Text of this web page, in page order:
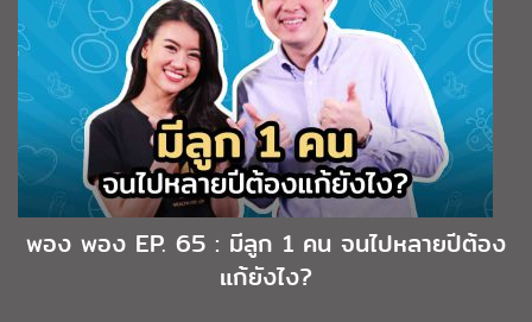
พอง พอง EP. 65 : มีลูก 1 คน จนไปหลายปีต้อง
แก้ยังไง?